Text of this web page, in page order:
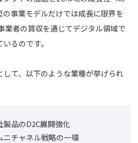
事業モデルだけでは成長に限界を
業者の買収を通じてデジタル領域で
るのです。
て、以下のような業種が挙げられ
品のD2C展開強化
ニチャネル戦略の一環